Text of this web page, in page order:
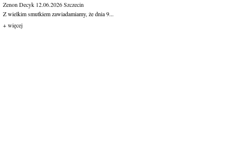
Zenon Decyk 12.06.2026Szczecin
Z wielkim smutkiem zawiadamiamy, że dnia 9...
+ więcej